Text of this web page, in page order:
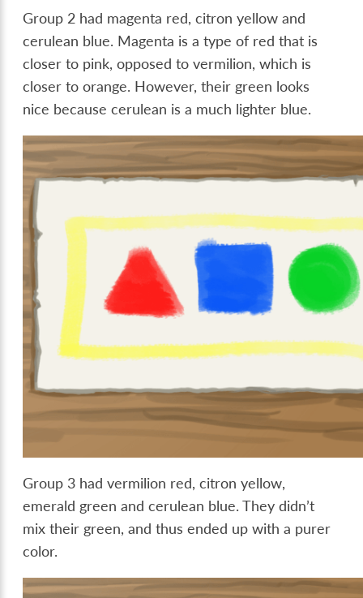
Group 2 had magenta red, citron yellow and
cerulean blue. Magenta is a type of red that is
closer to pink, opposed to vermilion, which is
closer to orange. However, their green looks
nice because cerulean is a much lighter blue.
Group 3 had vermilion red, citron yellow,
emerald green and cerulean blue. They didn’t
mix their green, and thus ended up with a purer
color.